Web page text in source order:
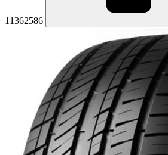
11362586